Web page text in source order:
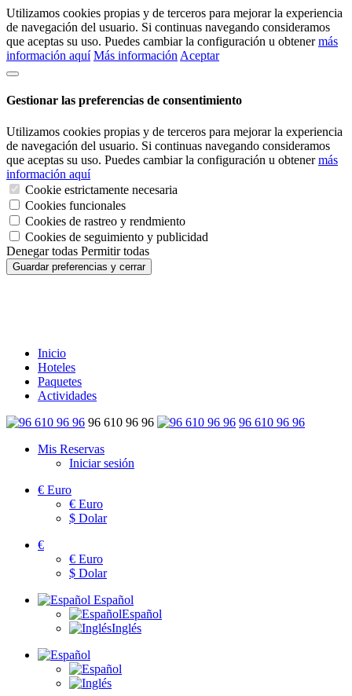
Utilizamos cookies propias y de terceros para mejorar la experiencia
de navegación del usuario. Si continuas navegando consideramos
que aceptas su uso. Puedes cambiar la configuración u obtenermás
información aquí Más información Aceptar
Gestionar las preferencias de consentimiento
Utilizamos cookies propias y de terceros para mejorar la experiencia
de navegación del usuario. Si continuas navegando consideramos
que aceptas su uso. Puedes cambiar la configuración u obtenermás
información aquí
Cookie estrictamente necesaria
Cookies funcionales
Cookies de rastreo y rendmiento
Cookies de seguimiento y publicidad
Denegar todas Permitir todas
Guardar preferencias y cerrar
Inicio
Hoteles
Paquetes
Actividades
96 610 96 96
96 610 96 96
Mis Reservas
Iniciar sesión
€ Euro
€ Euro
$ Dolar
€
€ Euro
$ Dolar
Español
Español
Inglés